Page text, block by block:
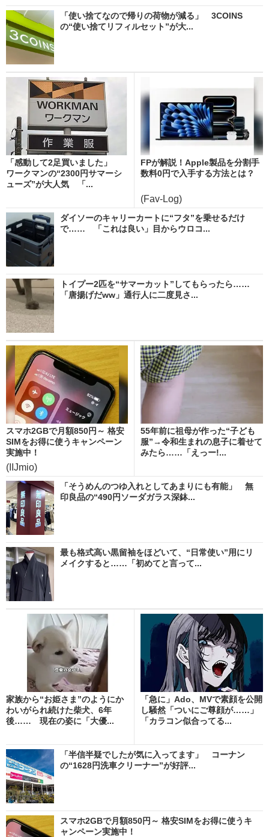
「使い捨てなので帰りの荷物が減る」 3COINS
の“使い捨てリフィルセット”が大...
「感動して2足買いました」
ワークマンの“2300円サマーシ
ューズ”が大人気 「...
FPが解説！Apple製品を分割手
数料0円で入手する方法とは？
(Fav-Log)
ダイソーのキャリーカートに“フタ”を乗せるだけ
で…… 「これは良い」目からウロコ...
トイプー2匹を“サマーカット”してもらったら……
「唐揚げだww」通行人に二度見さ...
スマホ2GBで月額850円～ 格安
SIMをお得に使うキャンペーン
実施中！
(IIJmio)
55年前に祖母が作った“子ども
服”→令和生まれの息子に着せて
みたら……「えっー!...
「そうめんのつゆ入れとしてあまりにも有能」 無
印良品の“490円ソーダガラス深鉢...
最も格式高い黒留袖をほどいて、“日常使い”用にリ
メイクすると……「初めてと言って...
家族から“お姫さま”のようにか
わいがられ続けた柴犬、6年
後…… 現在の姿に「大優...
「急に」Ado、MVで素顔を公開
し騒然「ついにご尊顔が……」
「カラコン似合ってる...
「半信半疑でしたが気に入ってます」 コーナン
の“1628円洗車クリーナー”が好評...
スマホ2GBで月額850円～ 格安SIMをお得に使うキ
ャンペーン実施中！